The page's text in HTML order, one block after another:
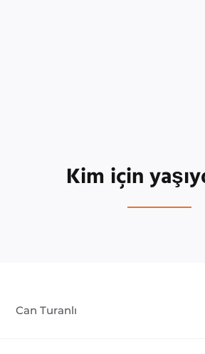
Kim için
Can Turanlı